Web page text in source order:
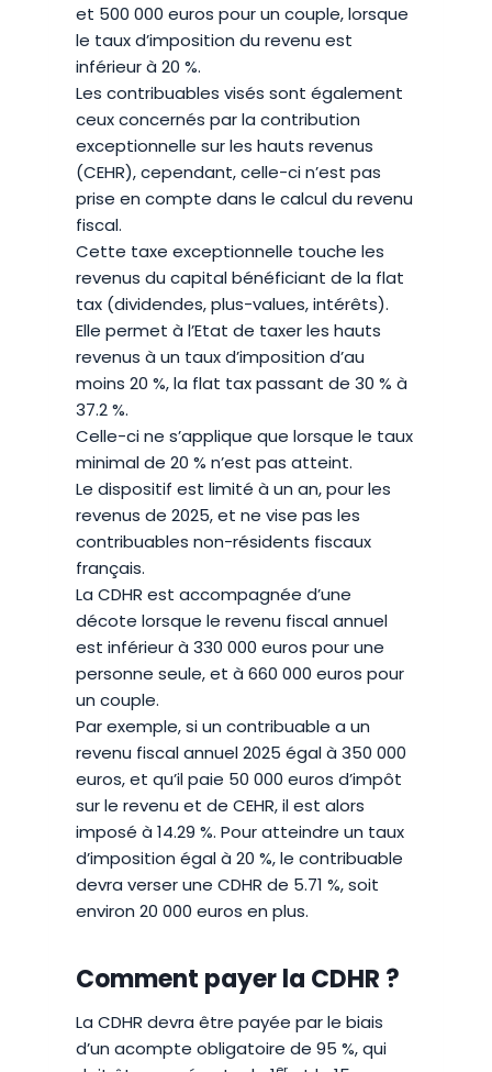
et 500 000 euros pour un couple, lorsque
le taux d’imposition du revenu est
inférieur à 20 %.
Les contribuables visés sont également
ceux concernés par la contribution
exceptionnelle sur les hauts revenus
(CEHR), cependant, celle-ci n’est pas
prise en compte dans le calcul du revenu
fiscal.
Cette taxe exceptionnelle touche les
revenus du capital bénéficiant de la flat
tax (dividendes, plus-values, intérêts).
Elle permet à l’Etat de taxer les hauts
revenus à un taux d’imposition d’au
moins 20 %, la flat tax passant de 30 % à
37.2 %.
Celle-ci ne s’applique que lorsque le taux
minimal de 20 % n’est pas atteint.
Le dispositif est limité à un an, pour les
revenus de 2025, et ne vise pas les
contribuables non-résidents fiscaux
français.
La CDHR est accompagnée d’une
décote lorsque le revenu fiscal annuel
est inférieur à 330 000 euros pour une
personne seule, et à 660 000 euros pour
un couple.
Par exemple, si un contribuable a un
revenu fiscal annuel 2025 égal à 350 000
euros, et qu’il paie 50 000 euros d’impôt
sur le revenu et de CEHR, il est alors
imposé à 14.29 %. Pour atteindre un taux
d’imposition égal à 20 %, le contribuable
devra verser une CDHR de 5.71 %, soit
environ 20 000 euros en plus.
Comment payer la CDHR ?
La CDHR devra être payée par le biais
d’un acompte obligatoire de 95 %, qui